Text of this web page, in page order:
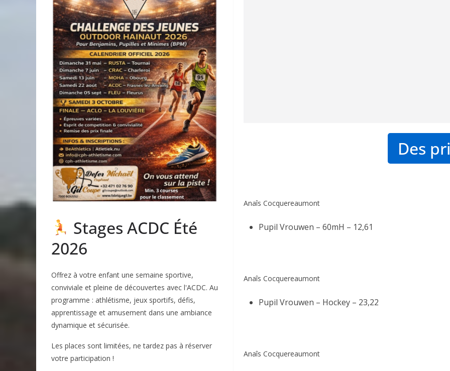
Des
Anaîs Cocquereaumont
Pupil Vrouwen – 60mH – 12,61
Anaîs Cocquereaumont
Pupil Vrouwen – Hockey – 23,22
Anaîs Cocquereaumont
Stages ACDC Été
2026
Offrez à votre enfant une semaine sportive,
conviviale et pleine de découvertes avec l'ACDC. Au
programme : athlétisme, jeux sportifs, défis,
apprentissage et amusement dans une ambiance
dynamique et sécurisée.
Les places sont limitées, ne tardez pas à réserver
votre participation !